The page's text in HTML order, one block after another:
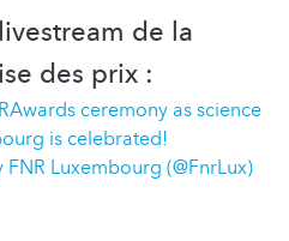
de la
des prix :
ceremony as science
is celebrated!
Luxembourg (@FnrLux)